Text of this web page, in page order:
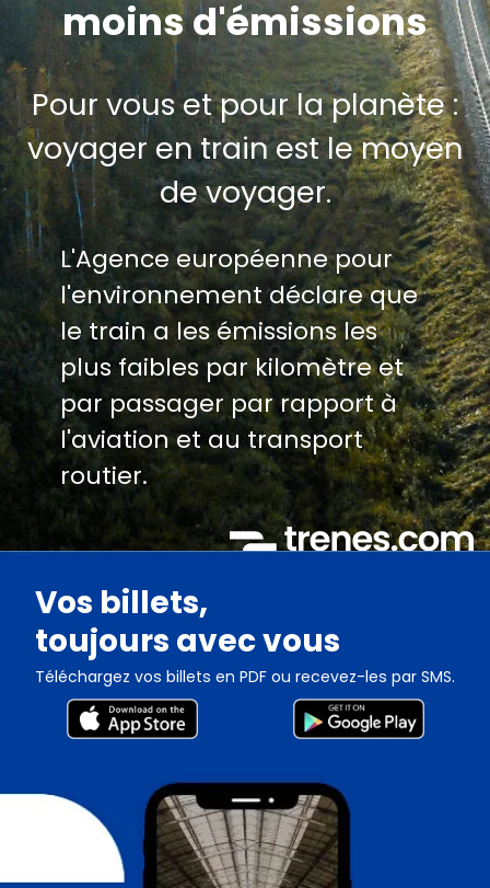
moins d'émissions
Pour vous et pour la planète :
voyager en train est le moyen
de voyager.
L'Agence européenne pour
l'environnement déclare que
le train a les émissions les
plus faibles par kilomètre et
par passager par rapport à
l'aviation et au transport
routier.
Vos billets,
toujours avec vous
Téléchargez vos billets en PDF ou recevez-les par SMS.